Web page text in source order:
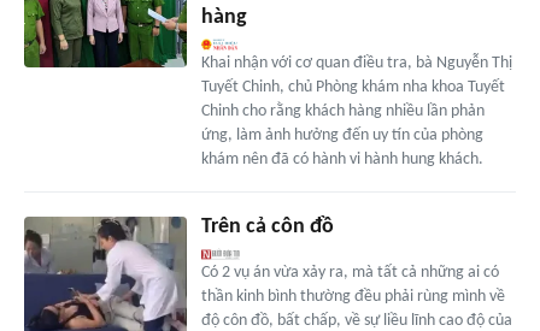
hàng
Khai nhận với cơ quan điều tra, bà Nguyễn Thị
Tuyết Chinh, chủ Phòng khám nha khoa Tuyết
Chinh cho rằng khách hàng nhiều lần phản
ứng, làm ảnh hưởng đến uy tín của phòng
khám nên đã có hành vi hành hung khách.
Trên cả côn đồ
Có 2 vụ án vừa xảy ra, mà tất cả những ai có
thần kinh bình thường đều phải rùng mình về
độ côn đồ, bất chấp, về sự liều lĩnh cao độ của